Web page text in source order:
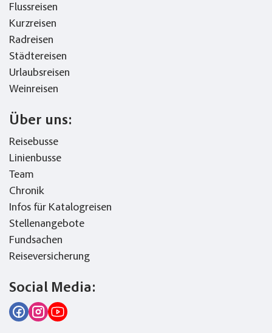
Flussreisen
Kurzreisen
Radreisen
Städtereisen
Urlaubsreisen
Weinreisen
Über uns:
Reisebusse
Linienbusse
Team
Chronik
Infos für Katalogreisen
Stellenangebote
Fundsachen
Reiseversicherung
Social Media: